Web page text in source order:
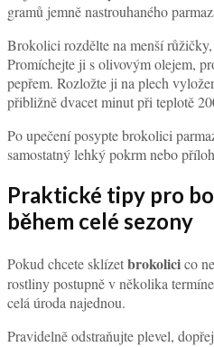
gramů jemně nastrouhaného
Brokolici rozdělte na menší růžičky,
Promíchejte ji s olivovým olejem,
pepřem. Rozložte ji na plech
přibližně dvacet minut při teplotě
Po upečení posypte brokolici
samostatný lehký pokrm nebo
Praktické tipy pro
během celé sezony
Pokud chcete sklízetbrokolicico
rostliny postupně v několika
celá úroda najednou.
Pravidelně odstraňujte plevel,